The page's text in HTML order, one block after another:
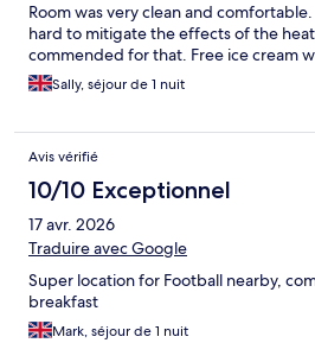
Room was very clean and
hard to mitigate the effects of the
commended for that. Free ice cream
Sally, séjour de 1 nuit
Avis vérifié
10/10 Exceptionnel
17 avr. 2026
Traduire avec Google
Super location for Football nearby,
breakfast
Mark, séjour de 1 nuit